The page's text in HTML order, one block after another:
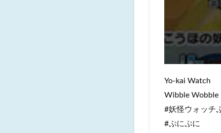
Yo-kai Watch
Wibble Wobble
#妖怪ウォッチ
#ぷにぷに